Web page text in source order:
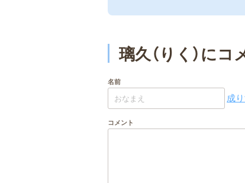
璃久（りく）に
名前
成
コメント